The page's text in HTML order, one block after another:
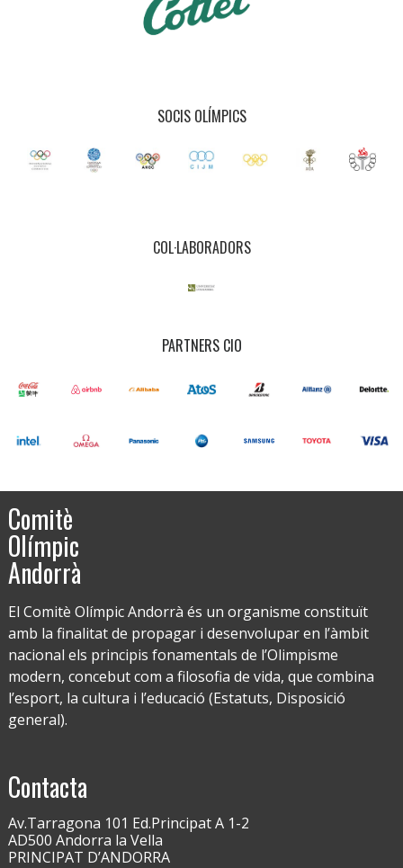
SOCIS OLÍMPICS
COL·LABORADORS
PARTNERS CIO
Comitè
Olímpic
Andorrà
El Comitè Olímpic Andorrà és un organisme constituït
amb la finalitat de propagar i desenvolupar en l’àmbit
nacional els principis fonamentals de l’Olimpisme
modern, concebut com a filosofia de vida, que combina
l’esport, la cultura i l’educació (Estatuts, Disposició
general).
Contacta
Av.Tarragona 101 Ed.Principat A 1-2
AD500 Andorra la Vella
PRINCIPAT D’ANDORRA